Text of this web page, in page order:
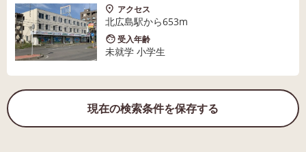
アクセス
北広島駅から653m
受入年齢
未就学 小学生
現在の検索条件を保存する